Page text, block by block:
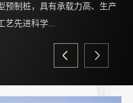
预制桩，具有承载力高、生产
艺先进科学...